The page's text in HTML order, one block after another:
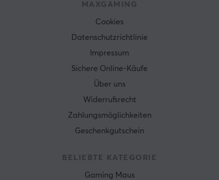
MAXGAMING
Cookies
Datenschutzrichtlinie
Impressum
Sichere Online-Käufe
Über uns
Widerrufsrecht
Zahlungsmöglichkeiten
Geschenkgutschein
BELIEBTE KATEGORIE
Gaming Maus